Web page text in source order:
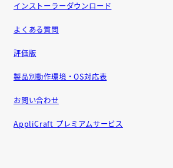
インストーラーダウンロード
よくある質問
評価版
製品別動作環境・OS対応表
お問い合わせ
AppliCraft プレミアムサービス